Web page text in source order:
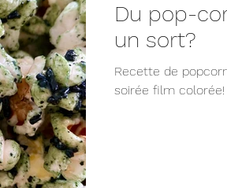
Du pop-
un sort?
Recette de
soirée film colorée!